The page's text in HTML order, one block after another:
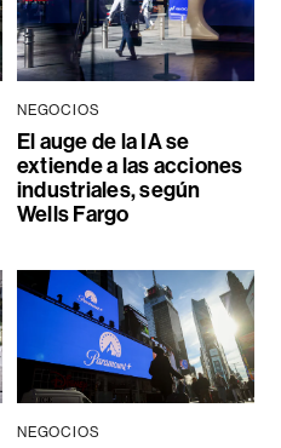
NEGOCIOS
El auge de la IA se
extiende a las acciones
industriales, según
Wells Fargo
NEGOCIOS